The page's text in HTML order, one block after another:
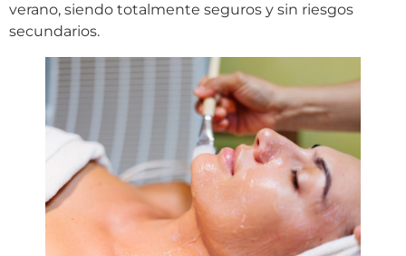
verano, siendo totalmente seguros y sin riesgos
secundarios.